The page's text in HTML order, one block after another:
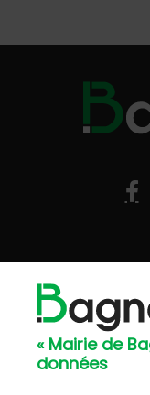
« Mairie de
données
57, avenue